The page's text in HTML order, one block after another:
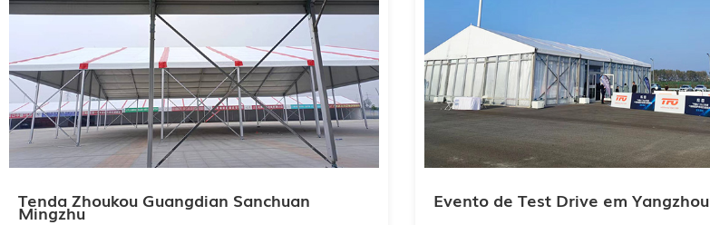
Tenda Zhoukou Guangdian Sanchuan
Mingzhu
Evento de Test Drive em Yangzhou